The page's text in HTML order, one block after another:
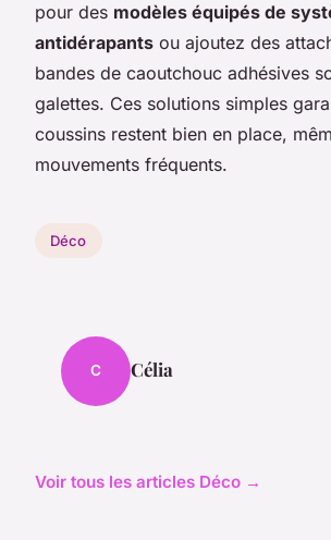
pour des modèles équipés de
antidérapants ou ajoutez des
bandes de caoutchouc adhésives
galettes. Ces solutions simples
coussins restent bien en place,
mouvements fréquents.
Déco
C Célia
Voir tous les articles Déco →